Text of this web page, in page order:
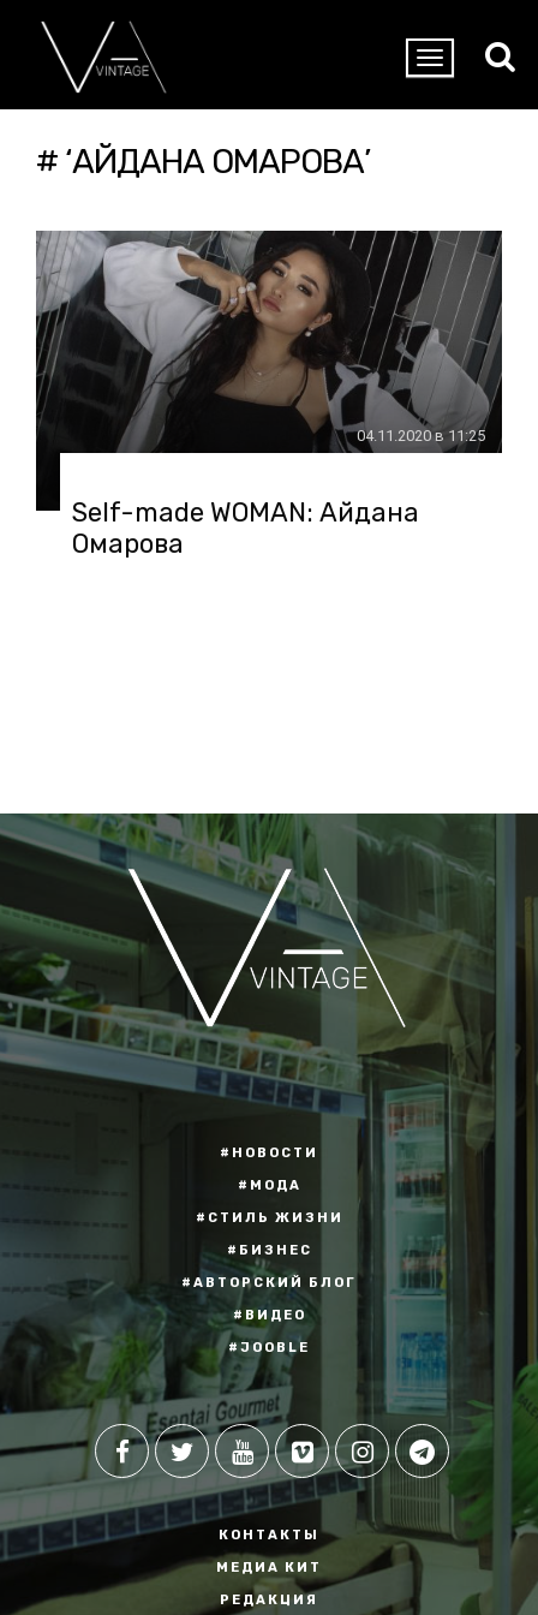
# ‘АЙДАНА ОМАРОВА’
04.11.2020 в 11:25
Self-made WOMAN: Айдана
Омарова
#НОВОСТИ
#МОДА
#СТИЛЬ ЖИЗНИ
#БИЗНЕС
#АВТОРСКИЙ БЛОГ
#ВИДЕО
#JOOBLE
КОНТАКТЫ
МЕДИА КИТ
РЕДАКЦИЯ